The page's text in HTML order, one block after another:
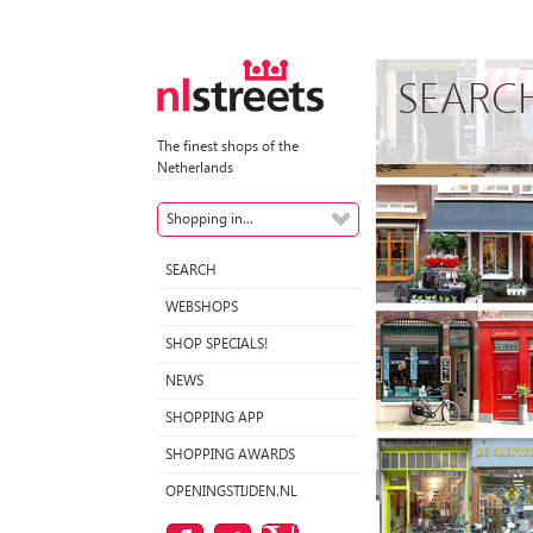
The finest shops of the
Netherlands
Shopping in...
SEARCH
WEBSHOPS
SHOP SPECIALS!
NEWS
SHOPPING APP
SHOPPING AWARDS
OPENINGSTIJDEN.NL